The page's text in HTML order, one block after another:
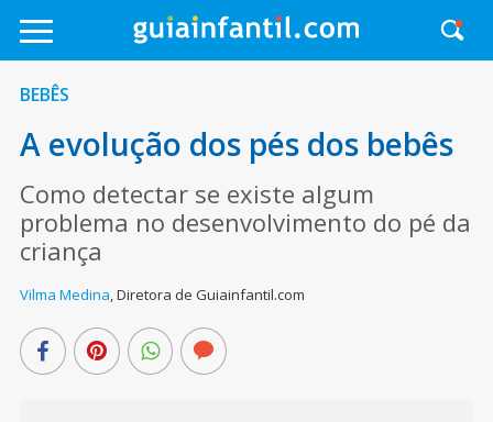
BEBÊS
A evolução dos pés dos bebês
Como detectar se existe algum
problema no desenvolvimento do pé da
criança
Vilma Medina,Diretora de Guiainfantil.com